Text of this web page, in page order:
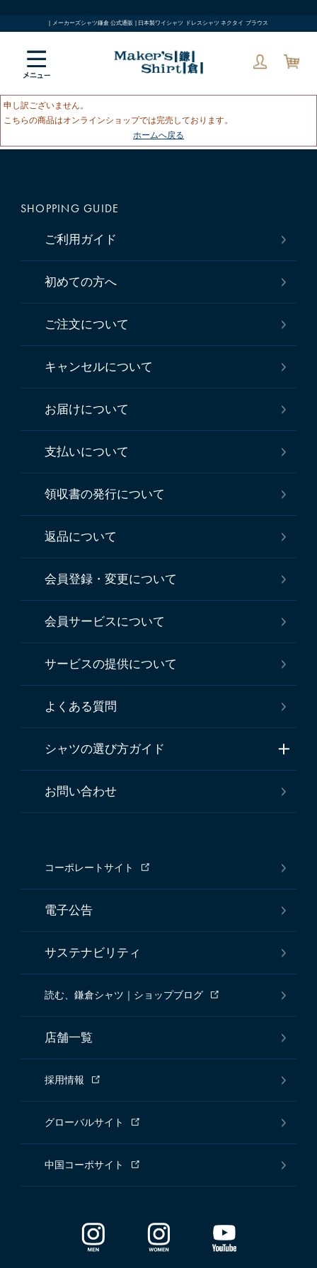
| メーカーズシャツ鎌倉 公式通販 | 日本製ワイシャツ ドレスシャツ ネクタイ ブラウス
申し訳ございません。
こちらの商品はオンラインショップでは完売しております。
ホームへ戻る
SHOPPING GUIDE
ご利用ガイド
初めての方へ
ご注文について
キャンセルについて
お届けについて
支払いについて
領収書の発行について
返品について
会員登録・変更について
会員サービスについて
サービスの提供について
よくある質問
シャツの選び方ガイド
お問い合わせ
コーポレートサイト
電子公告
サステナビリティ
読む、鎌倉シャツ｜ショップブログ
店舗一覧
採用情報
グローバルサイト
中国コーポサイト